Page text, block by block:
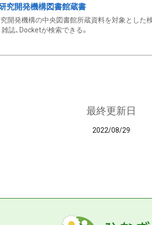
究開発機構図書館蔵書
開発機構の中央図書館所蔵資料を対象とした
雑誌、Docketが検索できる。
最終更新日
2022/08/29